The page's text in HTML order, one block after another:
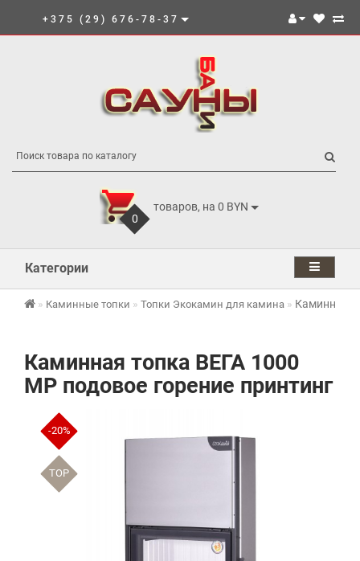
+375 (29) 676-78-37
0
товаров, на 0 BYN
Категории
Каминные топки Топки Экокамин для камина Каминная
Каминная топка ВЕГА 1000
MP подовое горение принтинг
-20%
TOP